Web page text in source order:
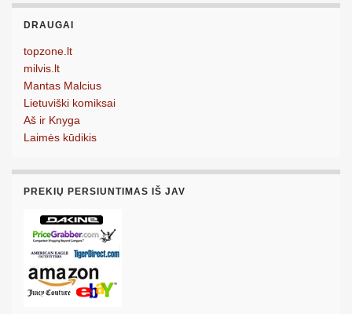
DRAUGAI
topzone.lt
milvis.lt
Mantas Malcius
Lietuviški komiksai
Aš ir Knyga
Laimės kūdikis
PREKIŲ PERSIUNTIMAS IŠ JAV